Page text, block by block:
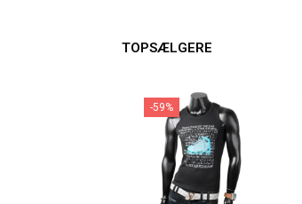
TOPSÆLGERE
-59%